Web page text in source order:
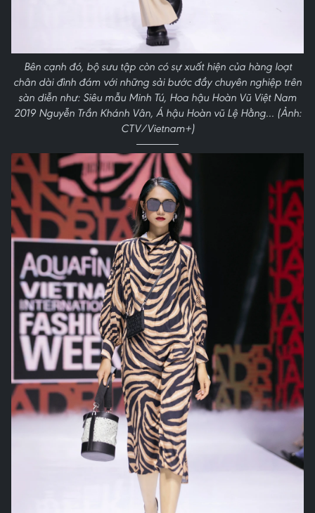
Bên cạnh đó, bộ sưu tập còn có sự xuất hiện của hàng loạt
chân dài đình đám với những sải bước đầy chuyên nghiệp trên
sàn diễn như: Siêu mẫu Minh Tú, Hoa hậu Hoàn Vũ Việt Nam
2019 Nguyễn Trần Khánh Vân, Á hậu Hoàn vũ Lệ Hằng... (Ảnh:
CTV/Vietnam+)